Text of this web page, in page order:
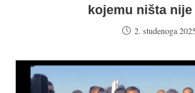
kojemu ništa nije
2. studenoga